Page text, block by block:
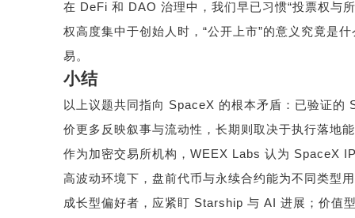
在 DeFi 和 DAO 治理中，我们早已习惯“投票权与
权高度集中于创始人时， “公开上市”的意义究竟是
易。
小结
以上议题共同指向 SpaceX 的根本矛盾：已验证的
价更多反映叙事与流动性，长期则取决于执行落地
作为加密交易所机构， WEEX Labs 认为 SpaceX
高波动环境下，盘前代币与永续合约能为不同类型
成长型偏好者，应紧盯 Starship 与 AI 进展；价值